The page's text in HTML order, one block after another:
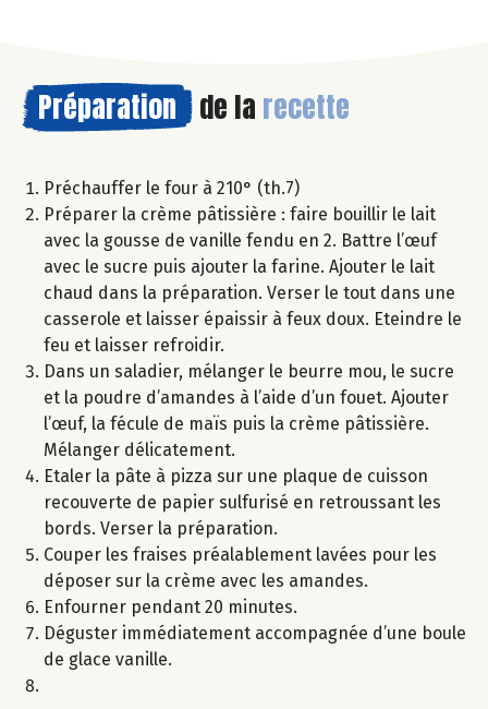
Préparation de la recette
Préchauffer le four à 210° (th.7)
Préparer la crème pâtissière : faire bouillir le lait
avec la gousse de vanille fendu en 2. Battre l’œuf
avec le sucre puis ajouter la farine. Ajouter le lait
chaud dans la préparation. Verser le tout dans une
casserole et laisser épaissir à feux doux. Eteindre le
feu et laisser refroidir.
Dans un saladier, mélanger le beurre mou, le sucre
et la poudre d’amandes à l’aide d’un fouet. Ajouter
l’œuf, la fécule de maïs puis la crème pâtissière.
Mélanger délicatement.
Etaler la pâte à pizza sur une plaque de cuisson
recouverte de papier sulfurisé en retroussant les
bords. Verser la préparation.
Couper les fraises préalablement lavées pour les
déposer sur la crème avec les amandes.
Enfourner pendant 20 minutes.
Déguster immédiatement accompagnée d’une boule
de glace vanille.